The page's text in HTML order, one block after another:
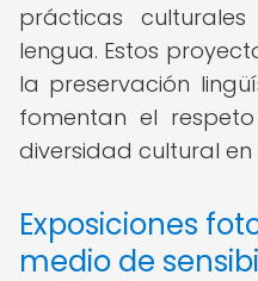
prácticas
lengua. Estos
la preservación
fomentan el
diversidad cultural
Exposiciones
medio de